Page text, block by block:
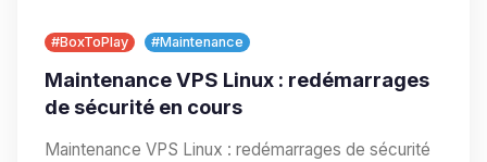
#BoxToPlay #Maintenance
Maintenance VPS Linux : redémarrages
de sécurité en cours
Maintenance VPS Linux : redémarrages de sécurité